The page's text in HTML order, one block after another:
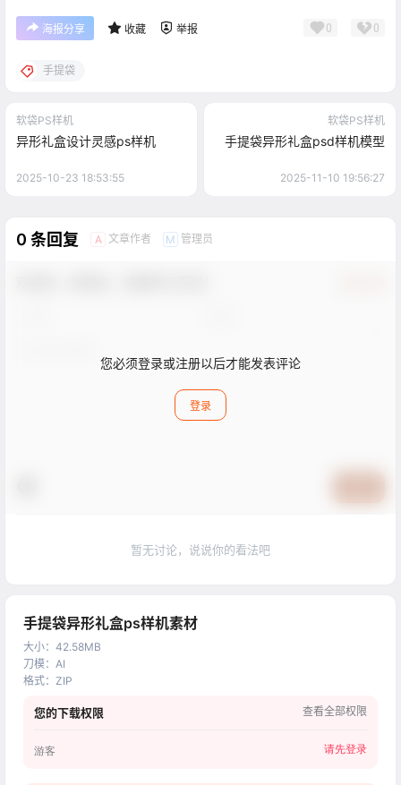
海报分享 收藏 举报 0 0
手提袋
软袋PS样机
异形礼盒设计灵感ps样机
2025-10-23 18:53:55
软袋PS样机
手提袋异形礼盒psd样机模型
2025-11-10 19:56:27
0 条回复 A 文章作者 M 管理员
您必须登录或注册以后才能发表评论
登录
暂无讨论，说说你的看法吧
手提袋异形礼盒ps样机素材
大小： 42.58MB
刀模： AI
格式： ZIP
您的下载权限 查看全部权限
游客 请先登录